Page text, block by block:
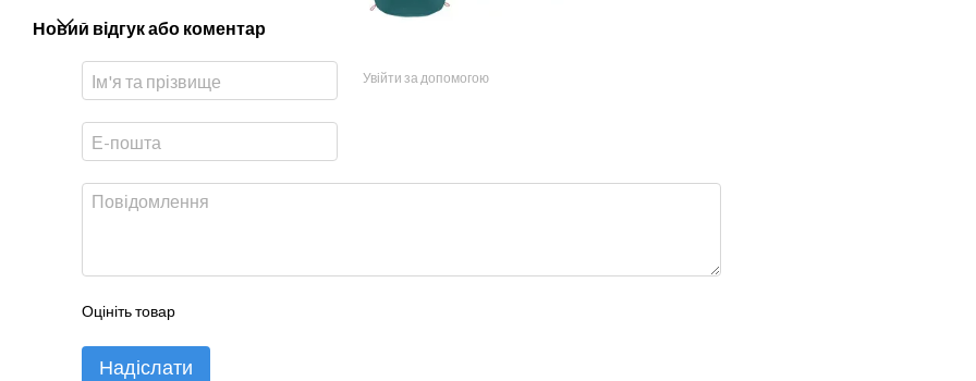
Новий відгук або коментар
Увійти за допомогою
Оцініть товар
Надіслати